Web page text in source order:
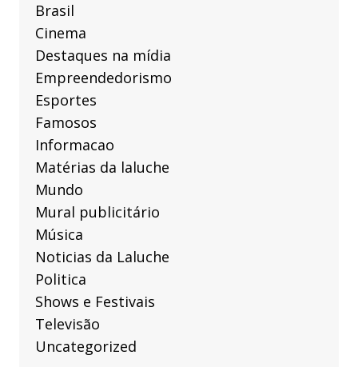
Brasil
Cinema
Destaques na mídia
Empreendedorismo
Esportes
Famosos
Informacao
Matérias da laluche
Mundo
Mural publicitário
Música
Noticias da Laluche
Politica
Shows e Festivais
Televisão
Uncategorized